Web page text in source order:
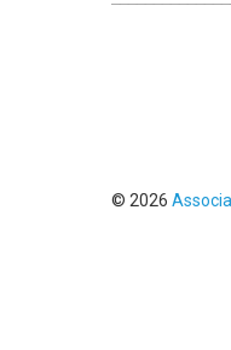
© 2026